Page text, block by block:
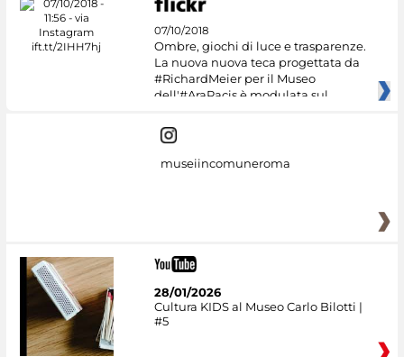
07/10/2018
Ombre, giochi di luce e trasparenze.
La nuova nuova teca progettata da
#RichardMeier per il Museo
dell'#AraPacis è modulata sul
museiincomuneroma
28/01/2026
Cultura KIDS al Museo Carlo Bilotti |
#5